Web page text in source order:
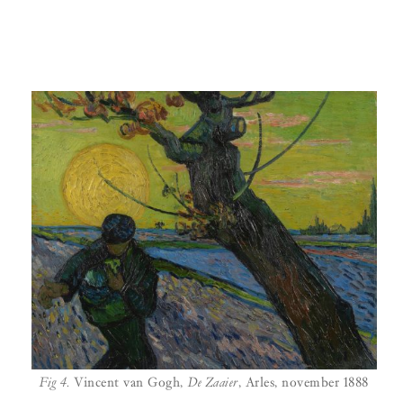
Fig 4. Vincent van Gogh,De Zaaier, Arles, november 1888